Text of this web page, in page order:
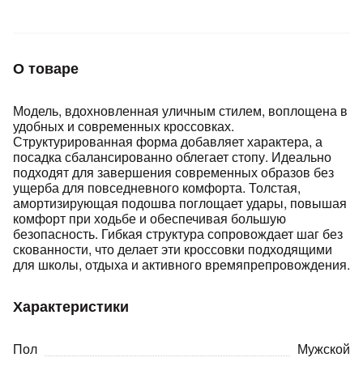
О товаре
Модель, вдохновленная уличным стилем, воплощена в
удобных и современных кроссовках.
Структурированная форма добавляет характера, а
посадка сбалансированно облегает стопу. Идеально
подходят для завершения современных образов без
ущерба для повседневного комфорта. Толстая,
амортизирующая подошва поглощает удары, повышая
комфорт при ходьбе и обеспечивая большую
безопасность. Гибкая структура сопровождает шаг без
скованности, что делает эти кроссовки подходящими
для школы, отдыха и активного времяпрепровождения.
Характеристики
Пол
Мужской